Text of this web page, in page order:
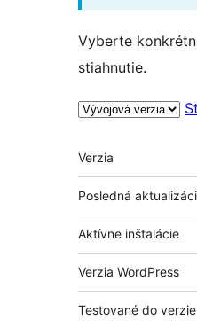
Vyberte
stiahnutie.
Meta
Verzia
Posledná
Aktívne inštalácie
Verzia WordPress
Testované do verzie